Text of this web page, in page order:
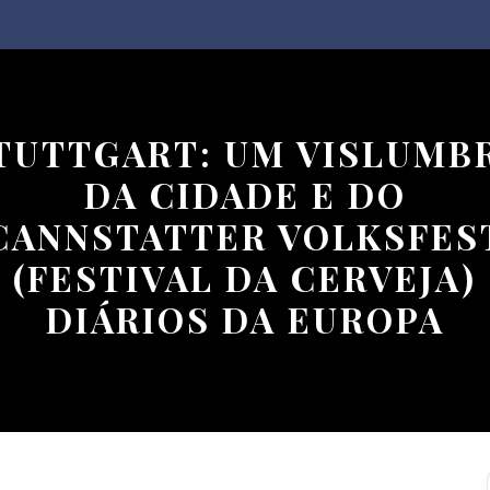
UM
DA CIDADE E DO
(FESTIVAL DA CERVEJA)
DIÁRIOS DA EUROPA